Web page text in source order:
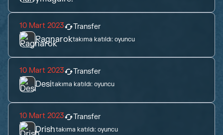
10 Mart 2023 Transfer
Ragnaroktakıma katıldı:oyuncu
10 Mart 2023 Transfer
Desitakıma katıldı: oyuncu
10 Mart 2023 Transfer
Drishtakıma katıldı:oyuncu